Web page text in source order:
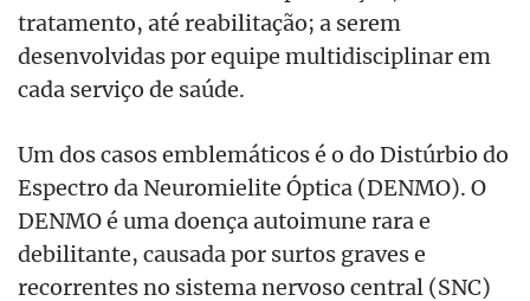
tratamento, até reabilitação; a serem
desenvolvidas por equipe multidisciplinar em
cada serviço de saúde.
Um dos casos emblemáticos é o do Distúrbio do
Espectro da Neuromielite Óptica (DENMO). O
DENMO é uma doença autoimune rara e
debilitante, causada por surtos graves e
recorrentes no sistema nervoso central (SNC)